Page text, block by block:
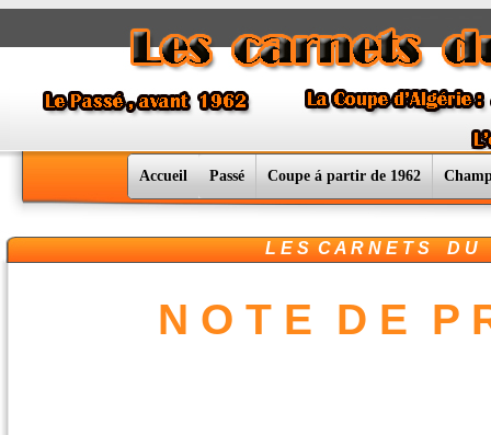
Accueil Passé Coupe á partir de 1962
L E S C A R N E T S D U
N O T E D E P